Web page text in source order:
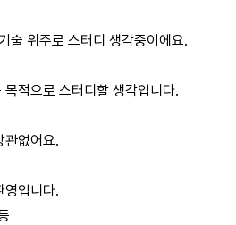
술 위주로 스터디 생각중이에요.
적으로 스터디할 생각입니다.
관없어요.
영입니다.